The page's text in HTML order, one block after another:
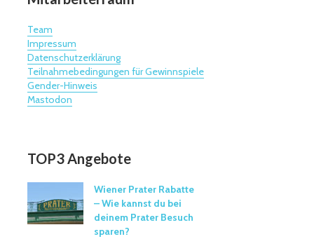
Team
Impressum
Datenschutzerklärung
Teilnahmebedingungen für Gewinnspiele
Gender-Hinweis
Mastodon
TOP3 Angebote
Wiener Prater Rabatte
– Wie kannst du bei
deinem Prater Besuch
sparen?